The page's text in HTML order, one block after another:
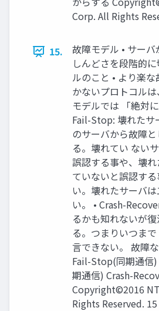
Corp. All Rights
15.
故障モデル • サー
しんどさを段階的
ルのこと • より楽
かないプロトコル
モデルでは 「絶対
Fail-Stop: 壊れたサ
のサーバから故障
る。壊れてい ない
誤認する事や、壊
ていないと誤認す
い。壊れたサーバ
い。 • Crash-
るかも知れないが
る。つまりいつま
言できない。 故障
Fail-Stop(同期通信
期通信) Crash-
Copyright©2016
Rights Reserved. 15